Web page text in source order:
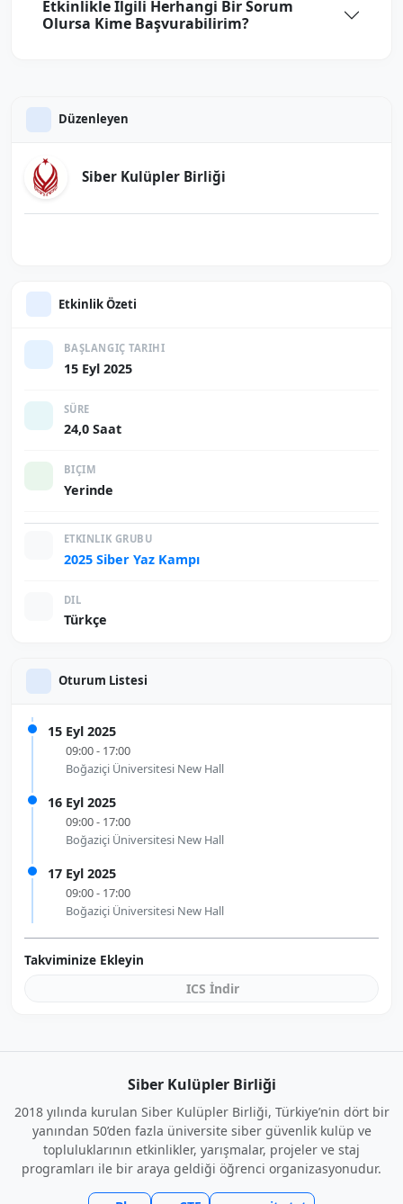
Etkinlikle İlgili Herhangi Bir Sorum
Olursa Kime Başvurabilirim?
Düzenleyen
Siber Kulüpler Birliği
Etkinlik Özeti
BAŞLANGIÇ TARIHI
15 Eyl 2025
SÜRE
24,0 Saat
BIÇIM
Yerinde
ETKINLIK GRUBU
2025 Siber Yaz Kampı
DIL
Türkçe
Oturum Listesi
15 Eyl 2025
09:00 - 17:00
Boğaziçi Üniversitesi New Hall
16 Eyl 2025
09:00 - 17:00
Boğaziçi Üniversitesi New Hall
17 Eyl 2025
09:00 - 17:00
Boğaziçi Üniversitesi New Hall
Takviminize Ekleyin
ICS İndir
Siber Kulüpler Birliği
2018 yılında kurulan Siber Kulüpler Birliği, Türkiye’nin dört bir
yanından 50’den fazla üniversite siber güvenlik kulüp ve
topluluklarının etkinlikler, yarışmalar, projeler ve staj
programları ile bir araya geldiği öğrenci organizasyonudur.